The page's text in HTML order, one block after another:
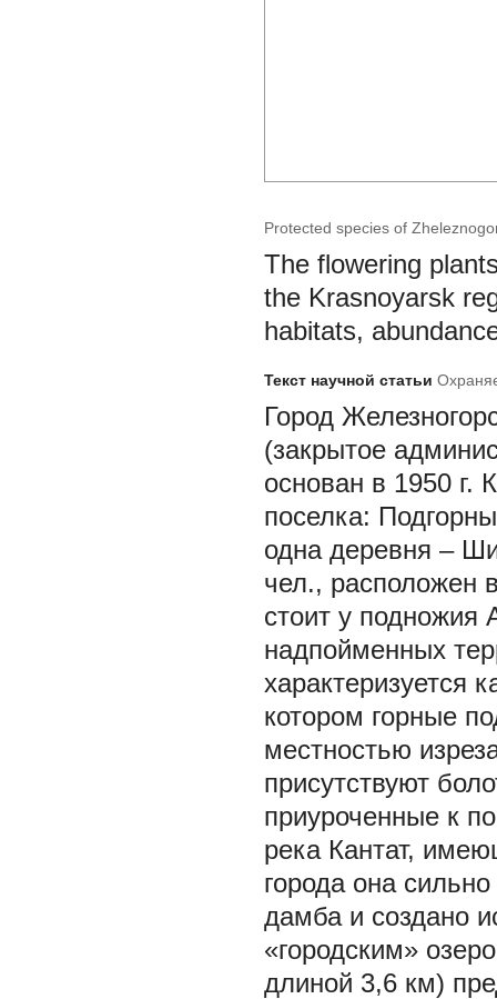
Protected species of
The flowering
the Krasnoyarsk
habitats,
Текст научной статьи
Город
(закрытое
основан в 1950 г.
поселка:
одна деревня –
чел., расположен
стоит у подножия
надпойменных
характеризуется
котором горные
местностью
присутствуют
приуроченные к
река Кантат,
города она
дамба и создано
«городским»
длиной 3,6 км)